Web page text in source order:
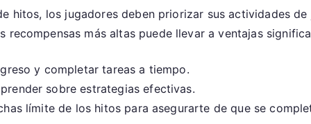
hitos, los jugadores deben priorizar sus actividades
más altas puede llevar a ventajas
y completar tareas a tiempo.
sobre estrategias efectivas.
límite de los hitos para asegurarte de que se